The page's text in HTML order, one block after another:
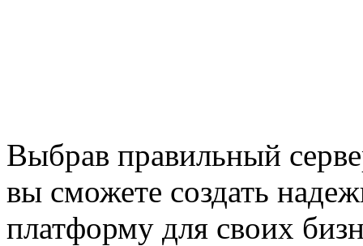
Выбрав правильный
вы сможете создать
платформу для своих